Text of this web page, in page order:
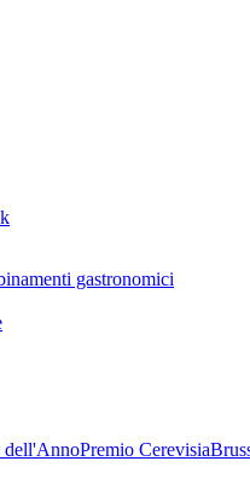
gastronomici
dell'AnnoPremio Cerevisia